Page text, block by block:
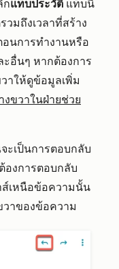
กแท็บประวัติ แท็บนี้
วมถึงเวลาที่สร้าง
นการทำงานหรือ
ะอื่นๆ หากต้องการ
าให้ดูข้อมูลเพิ่ม
ขวาในฝ่ายช่วย
ะเป็นการตอบกลับ
งการตอบกลับ
ส์เหนือข้อความนั้น
าของข้อความ